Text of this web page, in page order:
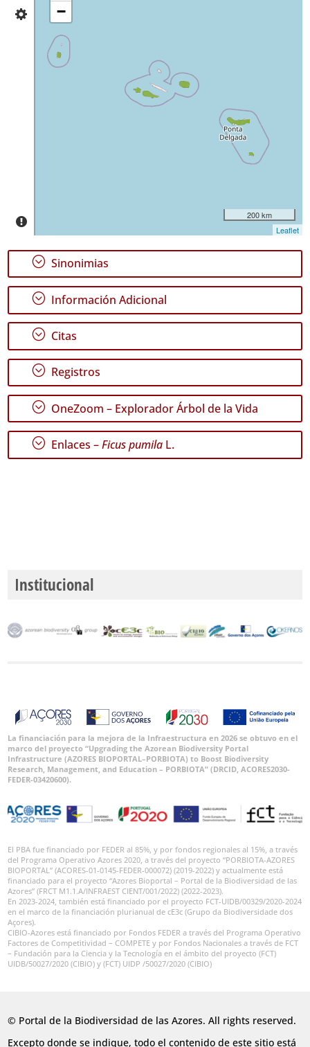
Distribución
Flores
✓
Faial
49
✓
Santa
Maria
16
Nivel
de
Precisión
P1
P2
P3
GBIF -
Ocurrencias
🔗 GBIF
−
200 km
Leaflet
; Sinonimias
; Información Adicional
; Citas
; Registros
; OneZoom – Explorador Árbol de la Vida
; Enlaces –Ficus pumila L.
Institucional
La financiación para la mejora de la Infraestructura en 2026 se obtuvo en el
marco del proyecto “Upgrading the Azorean Biodiversity Portal
Infrastructure (AZORES BIOPORTAL–PORBIOTA) to Boost Biodiversity
Research, Management, and Education – PORBIOTA” (DRCID, ACORES2030-
FEDER-03420600).
El PBA fue financiado por FEDER al 85%, y por fondos regionales al 15%, a través
del Programa Operativo Azores 2020, a través del proyecto “PORBIOTA-AZORES
BIOPORTAL” (ACORES-01-0145-FEDER-000072) (2019-2022) y actualmente está
financiado para el proyecto “Azores Bioportal – Portal de la Biodiversidad de las
Azores” (FRCT M1.1.A/INFRAEST CIENT/001/2022) (2022-2023).
En 2023-2024, también está financiado por el proyecto FCT-UIDB/00329/2020-2024
en el marco de la financiación plurianual de cE3c (Grupo da Biodiversidade dos
Açores).
CIBIO-Azores está financiado por Fondos FEDER a través del Programa Operativo
Factores de Competitividad – COMPETE y por Fondos Nacionales a través de FCT
– Fundación para la Ciencia y la Tecnología en el ámbito del proyecto (FCT)
UIDB/50027/2020 (CIBIO) y (FCT) UIDP /50027/2020 (CIBIO)
© Portal de la Biodiversidad de las Azores. All rights reserved.
Excepto donde se indique, todo el contenido de este sitio está